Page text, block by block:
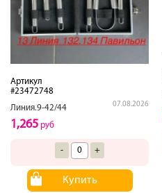
Артикул
#23472748
Линия.9-42/44
07.08.2026
1,265 руб
- +
Купить